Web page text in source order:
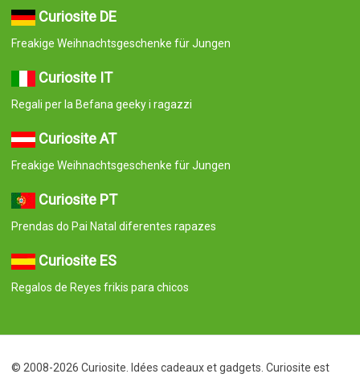
Curiosite DE
Freakige Weihnachtsgeschenke für Jungen
Curiosite IT
Regali per la Befana geeky i ragazzi
Curiosite AT
Freakige Weihnachtsgeschenke für Jungen
Curiosite PT
Prendas do Pai Natal diferentes rapazes
Curiosite ES
Regalos de Reyes frikis para chicos
© 2008-2026 Curiosite. Idées cadeaux et gadgets. Curiosite est